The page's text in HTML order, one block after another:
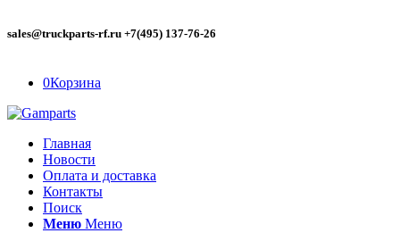
sales@truckparts-rf.ru +7(495) 137-76-26
0Корзина
Главная
Новости
Оплата и доставка
Контакты
Поиск
Меню Меню